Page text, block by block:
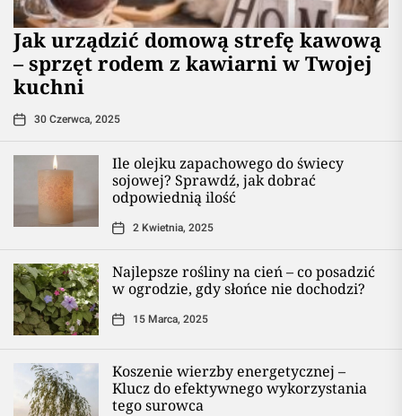
​Jak urządzić domową strefę kawową
– sprzęt rodem z kawiarni w Twojej
kuchni
30 Czerwca, 2025
Ile olejku zapachowego do świecy
sojowej? Sprawdź, jak dobrać
odpowiednią ilość
2 Kwietnia, 2025
Najlepsze rośliny na cień – co posadzić
w ogrodzie, gdy słońce nie dochodzi?
15 Marca, 2025
Koszenie wierzby energetycznej –
Klucz do efektywnego wykorzystania
tego surowca